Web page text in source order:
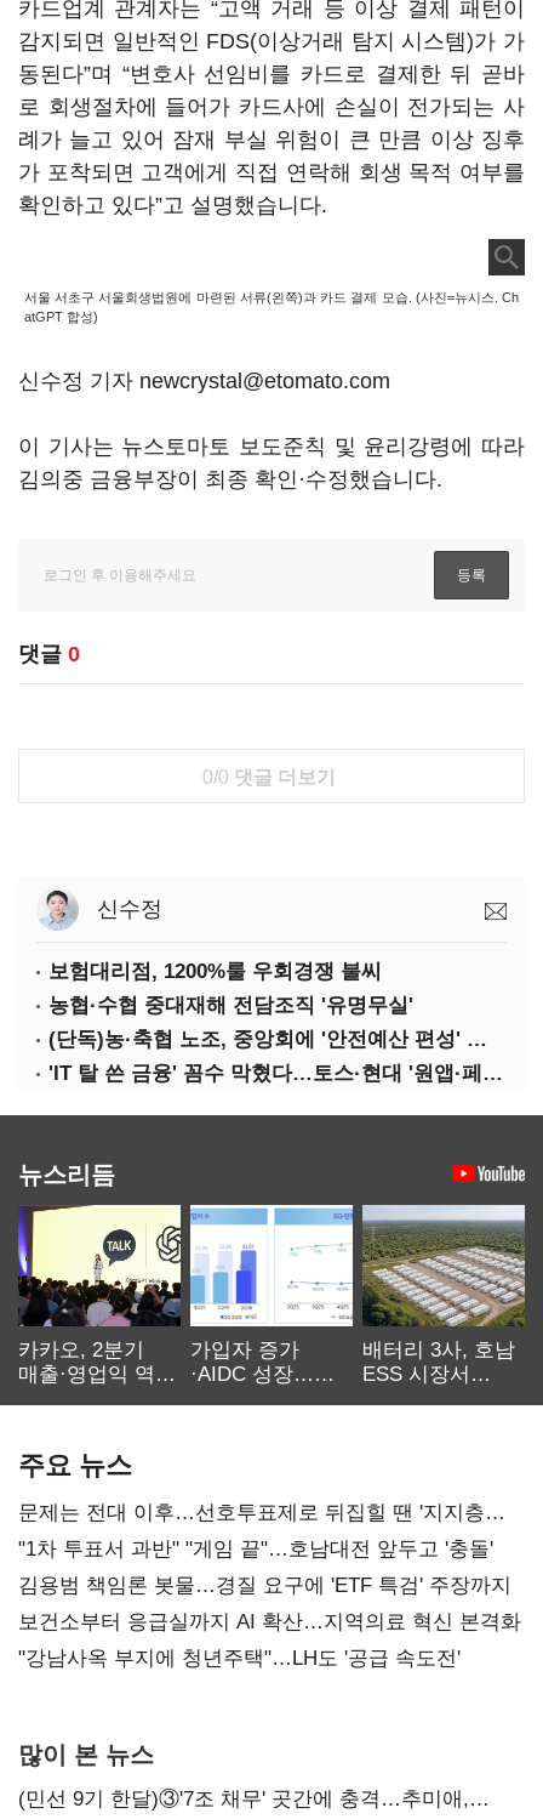
카드업계 관계자는 “고액 거래 등 이상 결제 패턴이
감지되면 일반적인 FDS(이상거래 탐지 시스템)가 가
동된다”며 “변호사 선임비를 카드로 결제한 뒤 곧바
로 회생절차에 들어가 카드사에 손실이 전가되는 사
례가 늘고 있어 잠재 부실 위험이 큰 만큼 이상 징후
가 포착되면 고객에게 직접 연락해 회생 목적 여부를
확인하고 있다”고 설명했습니다.
서울 서초구 서울회생법원에 마련된 서류(왼쪽)과 카드 결제 모습. (사진=뉴시스. Ch
atGPT 합성)
신수정 기자 newcrystal@etomato.com
이 기사는 뉴스토마토 보도준칙 및 윤리강령에 따라
김의중 금융부장이 최종 확인·수정했습니다.
댓글 0
0/0 댓글 더보기
신수정
보험대리점, 1200%룰 우회경쟁 불씨
농협·수협 중대재해 전담조직 '유명무실'
(단독)농·축협 노조, 중앙회에 '안전예산 편성' 요구
'IT 탈 쓴 금융' 꼼수 막혔다…토스·현대 '원앱·페이' 전략 수정 불가피
뉴스리듬
카카오, 2분기
매출·영업익 역대
가입자 증가
·AIDC 성장…
배터리 3사, 호남
ESS 시장서
주요 뉴스
문제는 전대 이후…선호투표제로 뒤집힐 땐 '지지층
불복'
"1차 투표서 과반" "게임 끝"…호남대전 앞두고 '충돌'
김용범 책임론 봇물…경질 요구에 'ETF 특검' 주장까지
보건소부터 응급실까지 AI 확산…지역의료 혁신 본격화
"강남사옥 부지에 청년주택"…LH도 '공급 속도전'
많이 본 뉴스
(민선 9기 한달)③'7조 채무' 곳간에 충격…추미애,